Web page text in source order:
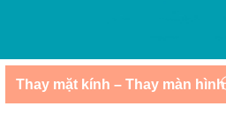
Thay mặt kính – Thay màn hình